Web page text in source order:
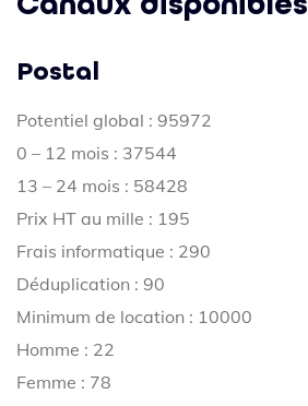
Postal
Potentiel global : 95972
0 – 12 mois : 37544
13 – 24 mois : 58428
Prix HT au mille : 195
Frais informatique : 290
Déduplication : 90
Minimum de location : 10000
Homme : 22
Femme : 78